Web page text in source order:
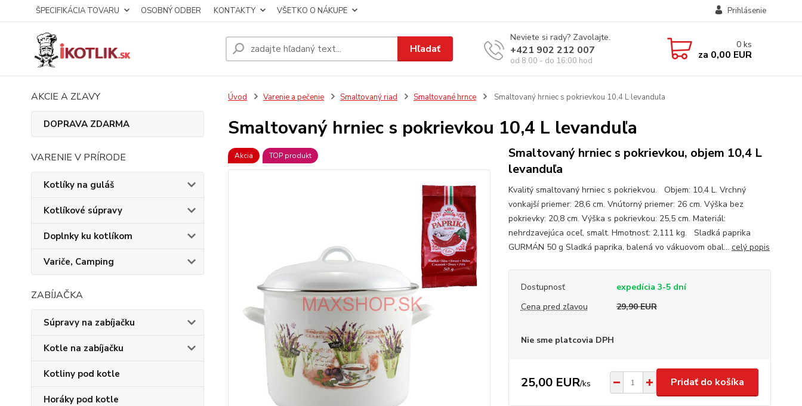
ŠPECIFIKÁCIA TOVARU OSOBNÝ ODBER KONTAKTY VŠETKO O NÁKUPE Prihlásenie
Hľadať
Neviete si rady? Zavolajte.
+421 902 212 007
od 8:00 - do 16:00 hod
0 ks
za 0,00 EUR
AKCIE A ZĽAVY
DOPRAVA ZDARMA
VARENIE V PRÍRODE
Kotlíky na guláš
Kotlíkové súpravy
Doplnky ku kotlíkom
Variče, Camping
ZABÍJAČKA
Súpravy na zabíjačku
Kotle na zabíjačku
Kotliny pod kotle
Horáky pod kotle
Úvod Varenie a pečenie Smaltovaný riad Smaltované hrnce Smaltovaný hrniec s pokrievkou 10,4 L levanduľa
Smaltovaný hrniec s pokrievkou 10,4 L levanduľa
Akcia TOP produkt
Smaltovaný hrniec s pokrievkou, objem 10,4 L
levanduľa
Kvalitý smaltovaný hrniec s pokriekvou. Objem: 10,4 L. Vrchný
vonkajší priemer: 28,6 cm. Vnútorný priemer: 26 cm. Výška bez
pokrievky: 20,8 cm. Výška s pokrievkou: 25,5 cm. Materiál:
nehrdzavejúca oceľ, smalt. Hmotnosť: 2,111 kg. Sladká paprika
GURMÁN 50 g Sladká paprika, balená vo vákuovom obal... celý popis
Dostupnosť
expedícia 3-5 dní
Cena pred zľavou
29,90 EUR
Nie sme platcovia DPH
25,00 EUR/ks Pridať do košíka